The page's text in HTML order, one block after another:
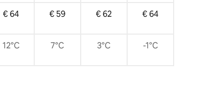
€ 64 € 59 € 62 € 64
12°C 7°C 3°C -1°C